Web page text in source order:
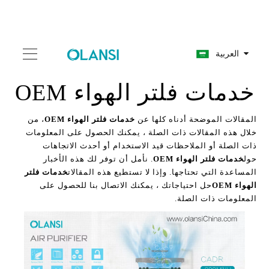
العربية
خدمات فلتر الهواء OEM
المقالات الموضحة أدناه كلها عن خدمات فلتر الهواء OEM
، من
خلال هذه المقالات ذات الصلة ، يمكنك الحصول على المعلومات
ذات الصلة أو الملاحظات قيد الاستخدام أو أحدث الاتجاهات
حولخدمات فلتر الهواء OEM
. نأمل أن توفر لك هذه الأخبار
المساعدة التي تحتاجها. وإذا لا تستطيع هذه المقالاتخدمات فلتر
الهواء OEM
حل احتياجاتك ، يمكنك الاتصال بنا للحصول على
المعلومات ذات الصلة.